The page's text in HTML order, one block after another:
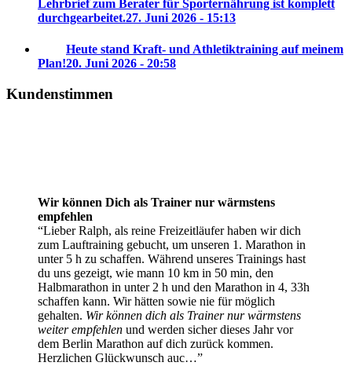
Lehrbrief zum Berater für Sporternährung ist komplett
durchgearbeitet.27. Juni 2026 - 15:13
Heute stand Kraft- und Athletiktraining auf meinem
Plan!20. Juni 2026 - 20:58
Kundenstimmen
Wir können Dich als Trainer nur wärmstens
empfehlen
Lieber Ralph, als reine Freizeitläufer haben wir dich
zum Lauftraining gebucht, um unseren 1. Marathon in
unter 5 h zu schaffen. Während unseres Trainings hast
du uns gezeigt, wie mann 10 km in 50 min, den
Halbmarathon in unter 2 h und den Marathon in 4, 33h
schaffen kann. Wir hätten sowie nie für möglich
gehalten. Wir können dich als Trainer nur wärmstens
weiter empfehlen und werden sicher dieses Jahr vor
dem Berlin Marathon auf dich zurück kommen.
Herzlichen Glückwunsch auc…